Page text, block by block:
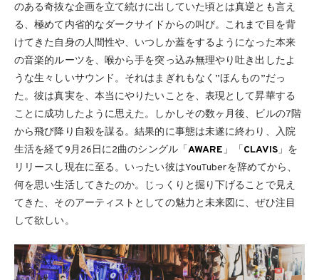
のある奇抜な企画を立て続けに出していた頃とは真逆とも言え
る、極めて内省的なダークサイドからの叫び。これまで目を背
けてきた自身の人間性や、いつしか蓋をするようになった本来
の音楽的ルーツを、喉から手を突っ込み無理やり吐き出したよ
うな生々しいサウンド。それはまぎれもなく”ほんもの”だっ
た。彼は真実を、本当にやりたいことを、表現として昇華する
ことに成功したように思えた。しかしその数ヶ月後、ビルの7階
から飛び降り自殺を謀る。結果的に事態は未遂に終わり、入院
生活を経て9月26日に2曲のシングル「 AWARE」「 CLAVIS」を
リリースし現在に至る。いったい彼はYouTuberを辞めてから、
何を思い生活してきたのか。じっくりと掘り下げることで見え
てきた、そのアーティストとしての魅力と未来図に、ぜひ注目
して欲しい。